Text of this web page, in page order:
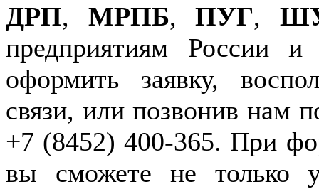
ДРП, МРПБ,ПУГ,
предприятиям России
оформить заявку,
связи, или позвонив нам
+7 (8452) 400-365. При
вы сможете не только